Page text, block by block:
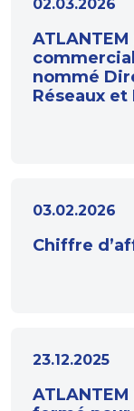
02.03.2026
nommé
Réseaux
03.02.2026
Chiffre
23.12.2025